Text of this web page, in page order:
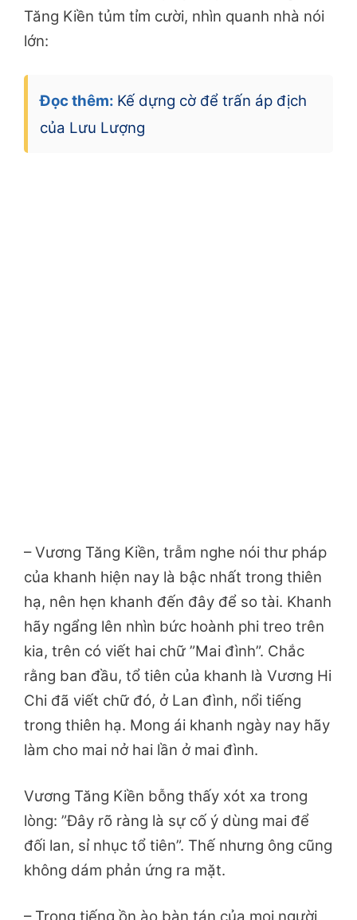
Tăng Kiền tủm tỉm cười, nhìn quanh nhà nói
lớn:
Đọc thêm: Kế dựng cờ để trấn áp địch
của Lưu Lượng
– Vương Tăng Kiền, trẫm nghe nói thư pháp
của khanh hiện nay là bậc nhất trong thiên
hạ, nên hẹn khanh đến đây để so tài. Khanh
hãy ngẩng lên nhìn bức hoành phi treo trên
kia, trên có viết hai chữ ”Mai đình”. Chắc
rằng ban đầu, tổ tiên của khanh là Vương Hi
Chi đã viết chữ đó, ở Lan đình, nổi tiếng
trong thiên hạ. Mong ái khanh ngày nay hãy
làm cho mai nở hai lần ở mai đình.
Vương Tăng Kiền bỗng thấy xót xa trong
lòng: ”Đây rõ ràng là sự cố ý dùng mai để
đối lan, sỉ nhục tổ tiên”. Thế nhưng ông cũng
không dám phản ứng ra mặt.